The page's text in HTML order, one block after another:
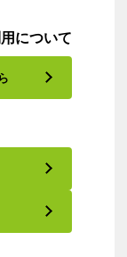
について